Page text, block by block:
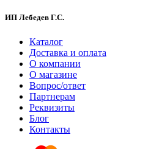
ИП Лебедев Г.С.
Каталог
Доставка и оплата
О компании
О магазине
Вопрос/ответ
Партнерам
Реквизиты
Блог
Контакты